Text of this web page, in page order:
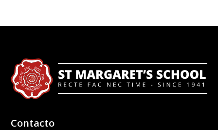
Contacto